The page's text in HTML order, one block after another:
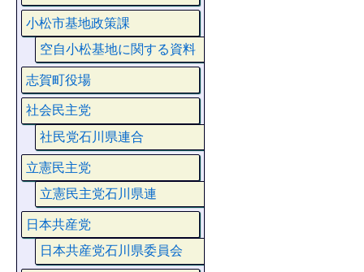
小松市基地政策課
空自小松基地に関する資料
志賀町役場
社会民主党
社民党石川県連合
立憲民主党
立憲民主党石川県連
日本共産党
日本共産党石川県委員会